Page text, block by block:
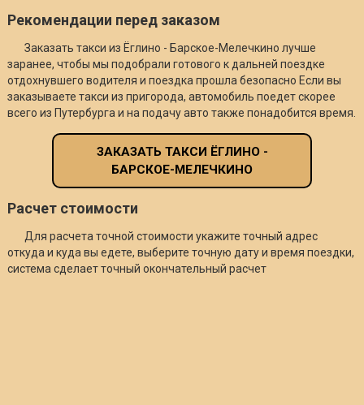
Рекомендации перед заказом
Заказать такси из Ёглино - Барское-Мелечкино лучше
заранее, чтобы мы подобрали готового к дальней поездке
отдохнувшего водителя и поездка прошла безопасно Если вы
заказываете такси из пригорода, автомобиль поедет скорее
всего из Путербурга и на подачу авто также понадобится время.
ЗАКАЗАТЬ ТАКСИ ЁГЛИНО -
БАРСКОЕ-МЕЛЕЧКИНО
Расчет стоимости
Для расчета точной стоимости укажите точный адрес
откуда и куда вы едете, выберите точную дату и время поездки,
система сделает точный окончательный расчет